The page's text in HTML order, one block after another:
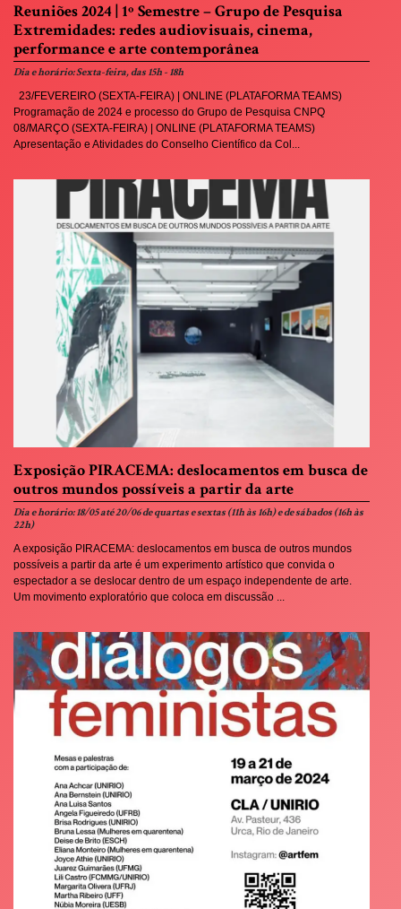
Reuniões 2024 | 1º Semestre – Grupo de Pesquisa
Extremidades: redes audiovisuais, cinema,
performance e arte contemporânea
Dia e horário: Sexta-feira, das 15h - 18h
23/FEVEREIRO (SEXTA-FEIRA) | ONLINE (PLATAFORMA TEAMS)
Programação de 2024 e processo do Grupo de Pesquisa CNPQ
08/MARÇO (SEXTA-FEIRA) | ONLINE (PLATAFORMA TEAMS)
Apresentação e Atividades do Conselho Científico da Col...
Exposição PIRACEMA: deslocamentos em busca de
outros mundos possíveis a partir da arte
Dia e horário: 18/05 até 20/06 de quartas e sextas (11h às 16h) e de sábados (16h às
22h)
A exposição PIRACEMA: deslocamentos em busca de outros mundos
possíveis a partir da arte é um experimento artístico que convida o
espectador a se deslocar dentro de um espaço independente de arte.
Um movimento exploratório que coloca em discussão ...